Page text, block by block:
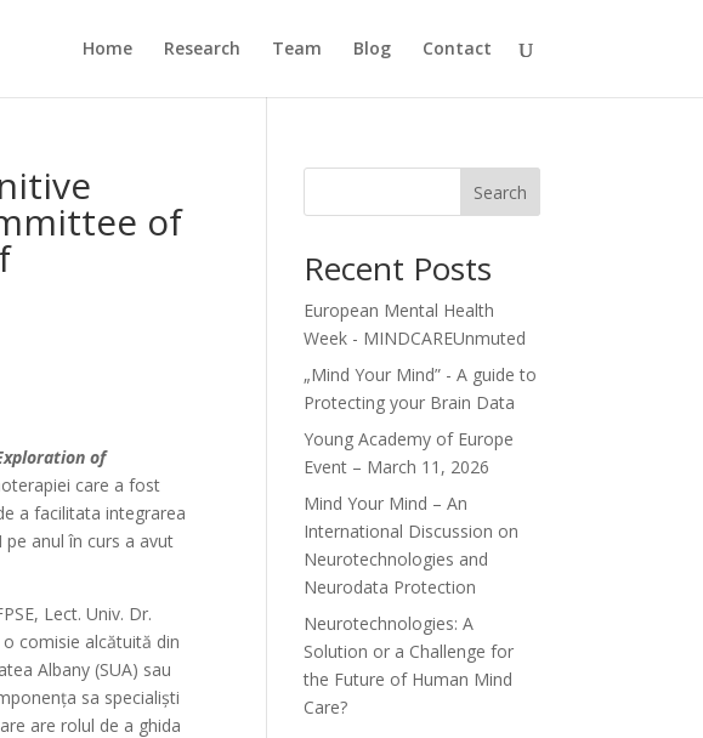
Home Research Team Blog Contact
of
of
care a fost
a facilitata integrarea
anul în curs a avut
Lect. Univ. Dr.
comisie alcătuită din
Albany (SUA) sau
sa specialiști
are rolul de a ghida
Search
Recent Posts
European Mental Health
Week - MINDCAREUnmuted
„Mind Your Mind” - A guide to
Protecting your Brain Data
Young Academy of Europe
Event – March 11, 2026
Mind Your Mind – An
International Discussion on
Neurotechnologies and
Neurodata Protection
Neurotechnologies: A
Solution or a Challenge for
the Future of Human Mind
Care?